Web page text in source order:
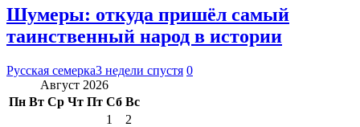
Шумеры: откуда пришёл самый
таинственный народ в истории
Русская семерка3 недели спустя 0
Август 2026
Пн Вт Ср Чт Пт Сб Вс
1
2